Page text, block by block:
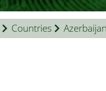
Countries